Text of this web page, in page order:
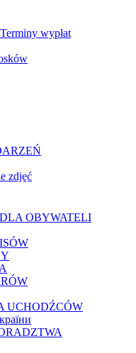
wypłat
zdjęć
OBYWATELI
UCHODŹCÓW